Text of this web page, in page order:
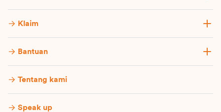
Klaim
Bantuan
Tentang kami
Speak up